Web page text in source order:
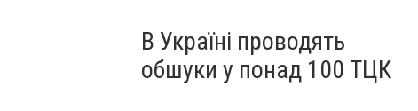
В Україні проводять
обшуки у понад 100 ТЦК